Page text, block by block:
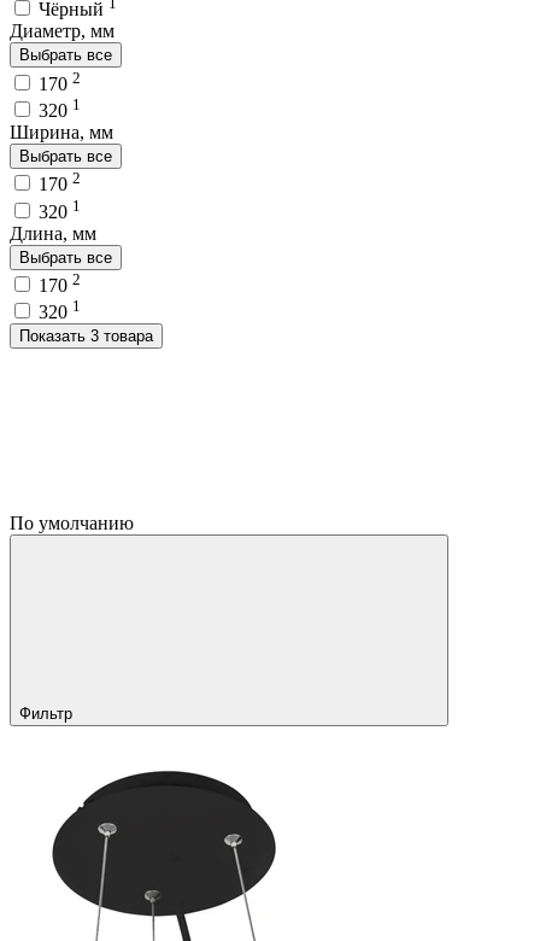
Чёрный
Диаметр, мм
Выбрать все
170 2
320 1
Ширина, мм
Выбрать все
170 2
320 1
Длина, мм
Выбрать все
170 2
320 1
Показать 3 товара
По умолчанию
Фильтр